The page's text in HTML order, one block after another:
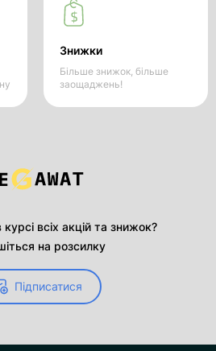
Знижки
Більше знижок, більше
заощаджень!
всіх акцій та знижок?
на розсилку
Підписатися